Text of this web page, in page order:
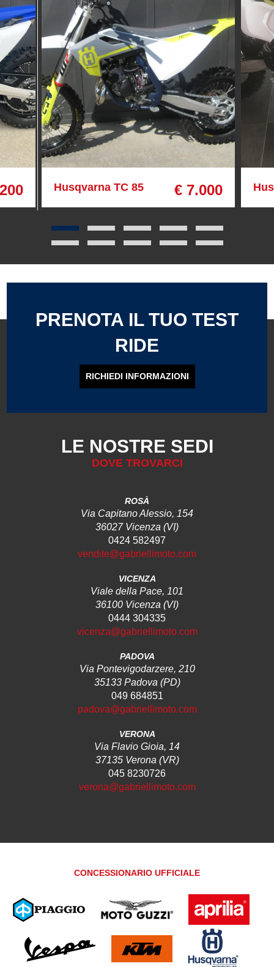
Husqvarna TC 85 € 7.000
PRENOTA IL TUO TEST
RIDE
RICHIEDI INFORMAZIONI
LE NOSTRE SEDI
DOVE TROVARCI
ROSÀ
Via Capitano Alessio, 154
36027 Vicenza (VI)
0424 582497
vendite@gabriellimoto.com
VICENZA
Viale della Pace, 101
36100 Vicenza (VI)
0444 304335
vicenza@gabriellimoto.com
PADOVA
Via Pontevigodarzere, 210
35133 Padova (PD)
049 684851
padova@gabriellimoto.com
VERONA
Via Flavio Gioia, 14
37135 Verona (VR)
045 8230726
verona@gabriellimoto.com
CONCESSIONARIO UFFICIALE